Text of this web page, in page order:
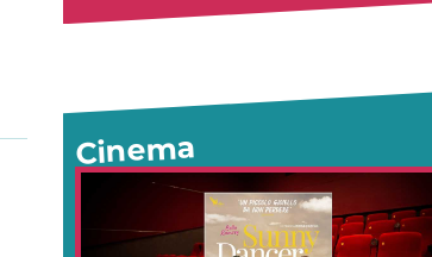
Cinema